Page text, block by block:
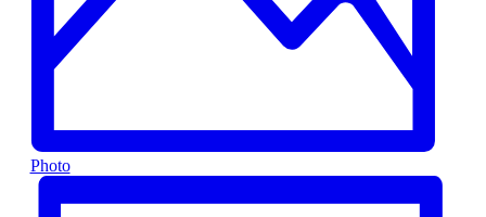
Photo